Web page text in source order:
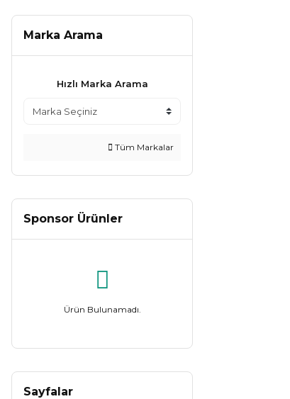
Marka Arama
Hızlı Marka Arama
Tüm Markalar
Sponsor Ürünler
Ürün Bulunamadı.
Sayfalar